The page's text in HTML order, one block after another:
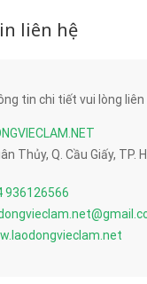
liên hệ
tin chi tiết vui lòng liên
Thủy, Q. Cầu Giấy, TP.
936126566